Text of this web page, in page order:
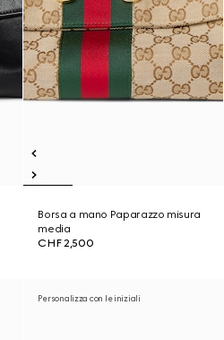
Borsa a mano Paparazzo misura
media
CHF 2,500
Personalizza con le iniziali